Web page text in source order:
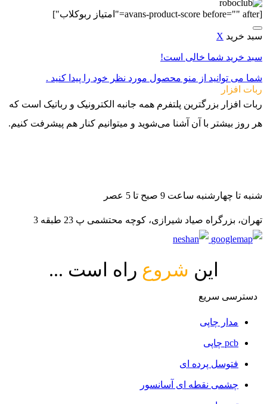
[avans-product-score before="" after="امتیاز ربوکلاب"]
سبد خرید X
سبد خرید شما خالی است!
شما می توانید از منو محصول مورد نظر خود را پیدا کنید .
ربات افزار
ربات افزار بزرگترین پلتفرم همه جانبه الکترونیک و رباتیک است که
هر روز بیشتر با آن آشنا می‌شوید و میتوانیم کنار هم پیشرفت کنیم.
شنبه تا چهارشنبه ساعت 9 صبح تا 5 عصر
تهران، بزرگراه صیاد شیرازی، کوچه محتشمی پ 23 طبقه 3
این شروع راه است ...
دسترسی سریع
مدار چاپی
pcb چاپی
فتوسل پرده ای
چشمی نقطه ای آسانسور